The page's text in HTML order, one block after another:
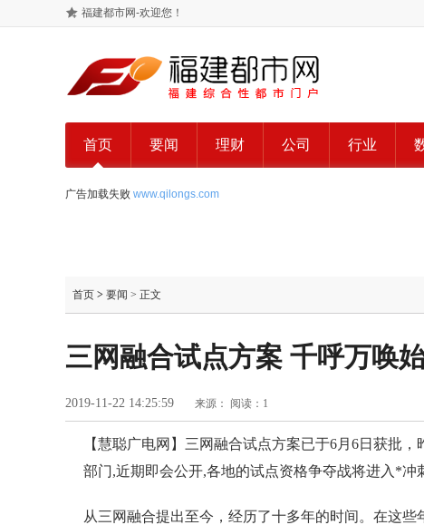
福建都市网-欢迎您！
首页 要闻 理财 公司 行业
广告加载失败 www.qilongs.com
首页 > 要闻 > 正文
三网融合试点方案 千呼万唤
2019-11-22 14:25:59 来源： 阅读：1
【慧聪广电网】三网融合试点方案已于6月6日获批
部门,近期即会公开,各地的试点资格争夺战将进入*冲
从三网融合提出至今，经历了十多年的时间。在这